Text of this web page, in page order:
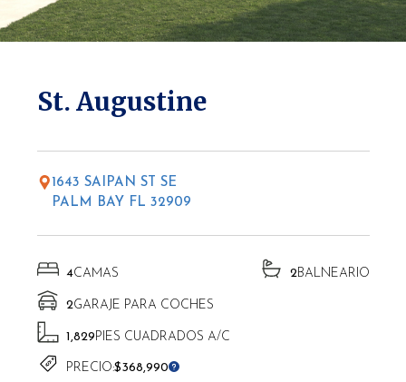
St. Augustine
1643 SAIPAN ST SE
PALM BAY FL 32909
4CAMAS 2BALNEARIO
2GARAJE PARA COCHES
1,829 PIES CUADRADOS A/C
PRECIO:$368,990